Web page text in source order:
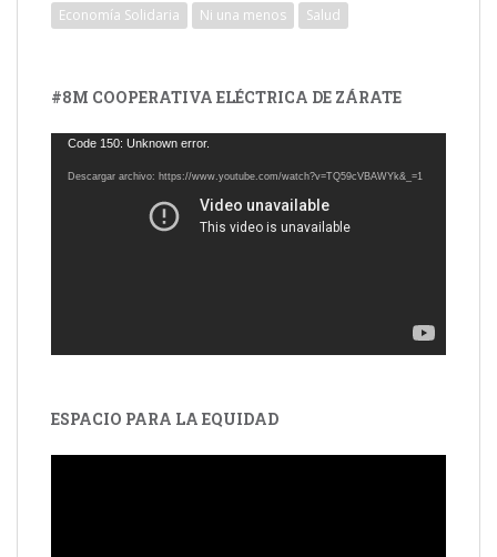
Economía Solidaria
Ni una menos Salud
#8M COOPERATIVA ELÉCTRICA DE ZÁRATE
Reproductor
Code 150: Unknown error.
Descargar archivo: https://www.youtube.com/watch?v=TQ59cVBAWYk&_=1
ESPACIO PARA LA EQUIDAD